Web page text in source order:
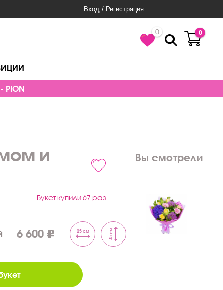
Вход / Регистрация
0 0
PION
и
Букет купили 67 раз
6 600 25 см 35 см
Вы смотрели